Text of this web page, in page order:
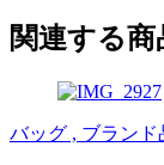
関連する
バッグ , ブランド